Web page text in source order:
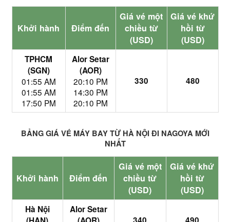
Khởi hành Điểm đến
Giá vé một
chiều từ
(USD)
Giá vé khứ
hồi từ
(USD)
TPHCM
(SGN)
01:55 AM
01:55 AM
17:50 PM
Alor Setar
(AOR)
20:10 PM
14:30 PM
20:10 PM
330 480
BẢNG GIÁ VÉ MÁY BAY TỪ HÀ NỘI ĐI NAGOYA MỚI
NHẤT
Khởi hành Điểm đến
Giá vé một
chiều từ
(USD)
Giá vé khứ
hồi từ
(USD)
Hà Nội
Alor Setar